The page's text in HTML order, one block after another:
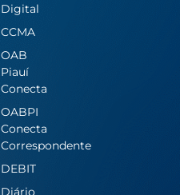
Digital
CCMA
OAB
Piauí
Conecta
OABPI
Conecta
Correspondente
DEBIT
Diário